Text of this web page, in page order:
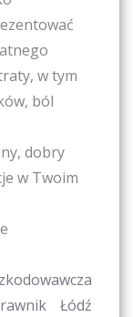
w tym
ból
dobry
w Twoim
Łódź